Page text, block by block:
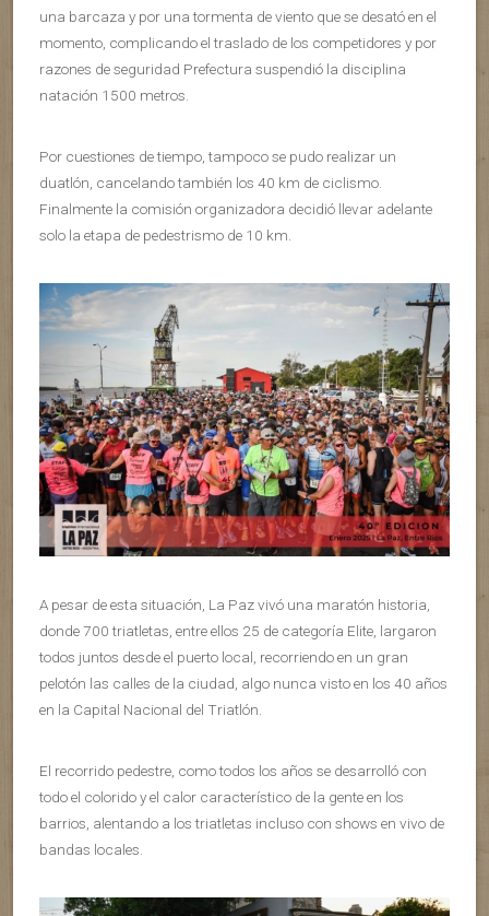
una barcaza y por una tormenta de viento que se desató en el
momento, complicando el traslado de los competidores y por
razones de seguridad Prefectura suspendió la disciplina
natación 1500 metros.
Por cuestiones de tiempo, tampoco se pudo realizar un
duatlón, cancelando también los 40 km de ciclismo.
Finalmente la comisión organizadora decidió llevar adelante
solo la etapa de pedestrismo de 10 km.
A pesar de esta situación, La Paz vivó una maratón historia,
donde 700 triatletas, entre ellos 25 de categoría Elite, largaron
todos juntos desde el puerto local, recorriendo en un gran
pelotón las calles de la ciudad, algo nunca visto en los 40 años
en la Capital Nacional del Triatlón.
El recorrido pedestre, como todos los años se desarrolló con
todo el colorido y el calor característico de la gente en los
barrios, alentando a los triatletas incluso con shows en vivo de
bandas locales.